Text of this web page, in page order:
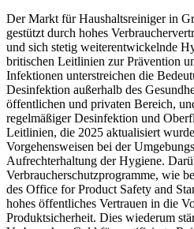
Der Markt für Haushaltsreiniger in
gestützt durch hohes
und sich stetig weiterentwickelnde
britischen Leitlinien zur Prävention
Infektionen unterstreichen die
Desinfektion außerhalb des
öffentlichen und privaten Bereich,
regelmäßiger Desinfektion und
Leitlinien, die 2025 aktualisiert
Vorgehensweisen bei der
Aufrechterhaltung der Hygiene.
Verbraucherschutzprogramme, wie
des Office for Product Safety and
hohes öffentliches Vertrauen in die
Produktsicherheit. Dies wiederum